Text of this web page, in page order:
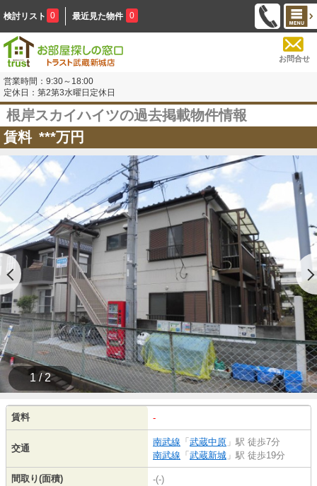
検討リスト 0 最近見た物件 0
お問合せ
営業時間：9:30～18:00
定休日：第2第3水曜日定休日
根岸スカイハイツの過去掲載物件情報
賃料 ***万円
1 / 2
賃料 -
交通
南武線 「 武蔵中原 」駅 徒歩7分
南武線 「 武蔵新城 」駅 徒歩19分
間取り(面積) -(-)